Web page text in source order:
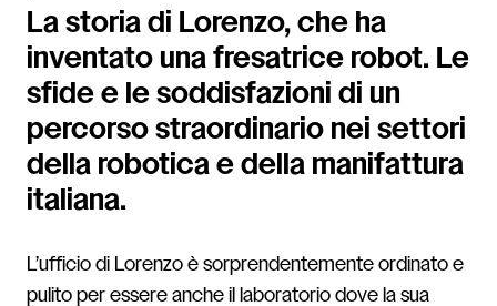
La storia di Lorenzo, che ha
inventato una fresatrice robot. Le
sfide e le soddisfazioni di un
percorso straordinario nei settori
della robotica e della manifattura
italiana.
L’ufficio di Lorenzo è sorprendentemente ordinato e
pulito per essere anche il laboratorio dove la sua